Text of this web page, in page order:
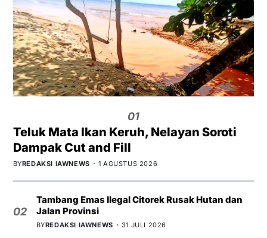
01
Teluk Mata Ikan Keruh, Nelayan Soroti
Dampak Cut and Fill
BYREDAKSI IAWNEWS 1 AGUSTUS 2026
02
Tambang Emas Ilegal Citorek Rusak Hutan dan
Jalan Provinsi
BYREDAKSI IAWNEWS 31 JULI 2026